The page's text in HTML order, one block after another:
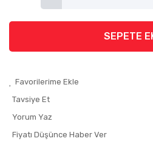
SEPETE
Tavsiye Et
Yorum Yaz
Fiyatı Düşünce Haber Ver